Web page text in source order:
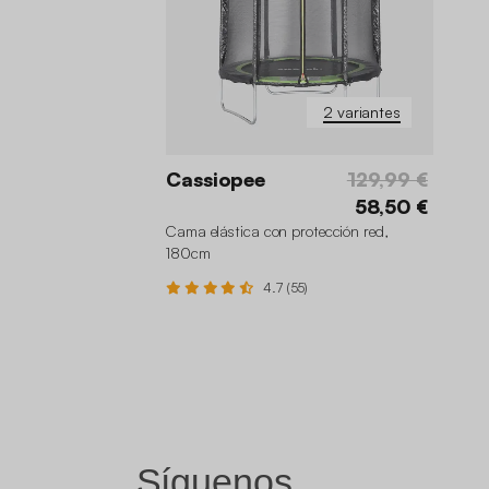
2 variantes
Cassiopee
129,99 €
58,50 €
Cama elástica con protección red,
180cm
4.7 (55)